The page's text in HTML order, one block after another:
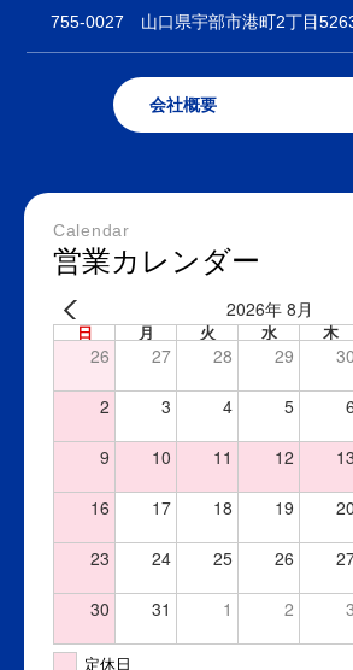
755-0027 山口県宇部市港町2丁目
会社概要
Calendar
営業カレンダー
2026年 8月
日 月 火 水 木
26 27 28 29 30
2 3 4 5 6
9 10 11 12 13
16 17 18 19 20
23 24 25 26
30 31 1 2 3
定休日